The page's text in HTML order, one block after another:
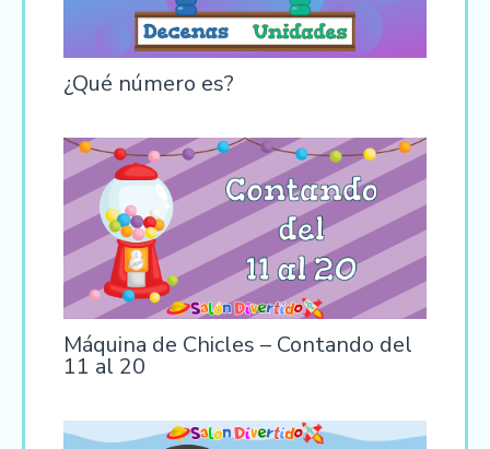
¿Qué número es?
Máquina de Chicles – Contando del
11 al 20